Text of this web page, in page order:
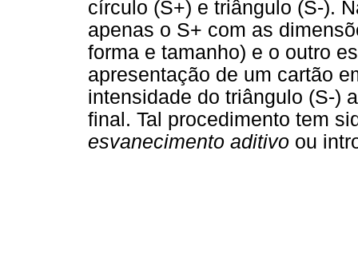
círculo (S+) e triângulo (S-).
apenas o S+ com as
forma e tamanho) e o outro
apresentação de um cartão
intensidade do triângulo (S-)
final. Tal procedimento tem
esvanecimento aditivo ou